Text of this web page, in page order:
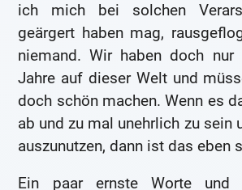
ich mich bei solchen
geärgert haben mag,
niemand. Wir haben doch
Jahre auf dieser Welt und
doch schön machen. Wenn es
ab und zu mal unehrlich zu sein
auszunutzen, dann ist das eben
Ein paar ernste Worte und